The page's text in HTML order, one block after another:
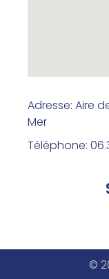
Adresse: Aire
Mer
Téléphone:
©